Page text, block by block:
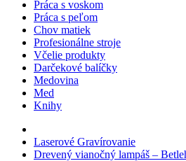
Práca s voskom
Práca s peľom
Chov matiek
Profesionálne stroje
Včelie produkty
Darčekové balíčky
Medovina
Med
Knihy
Laserové Gravírovanie
Drevený vianočný lampáš –